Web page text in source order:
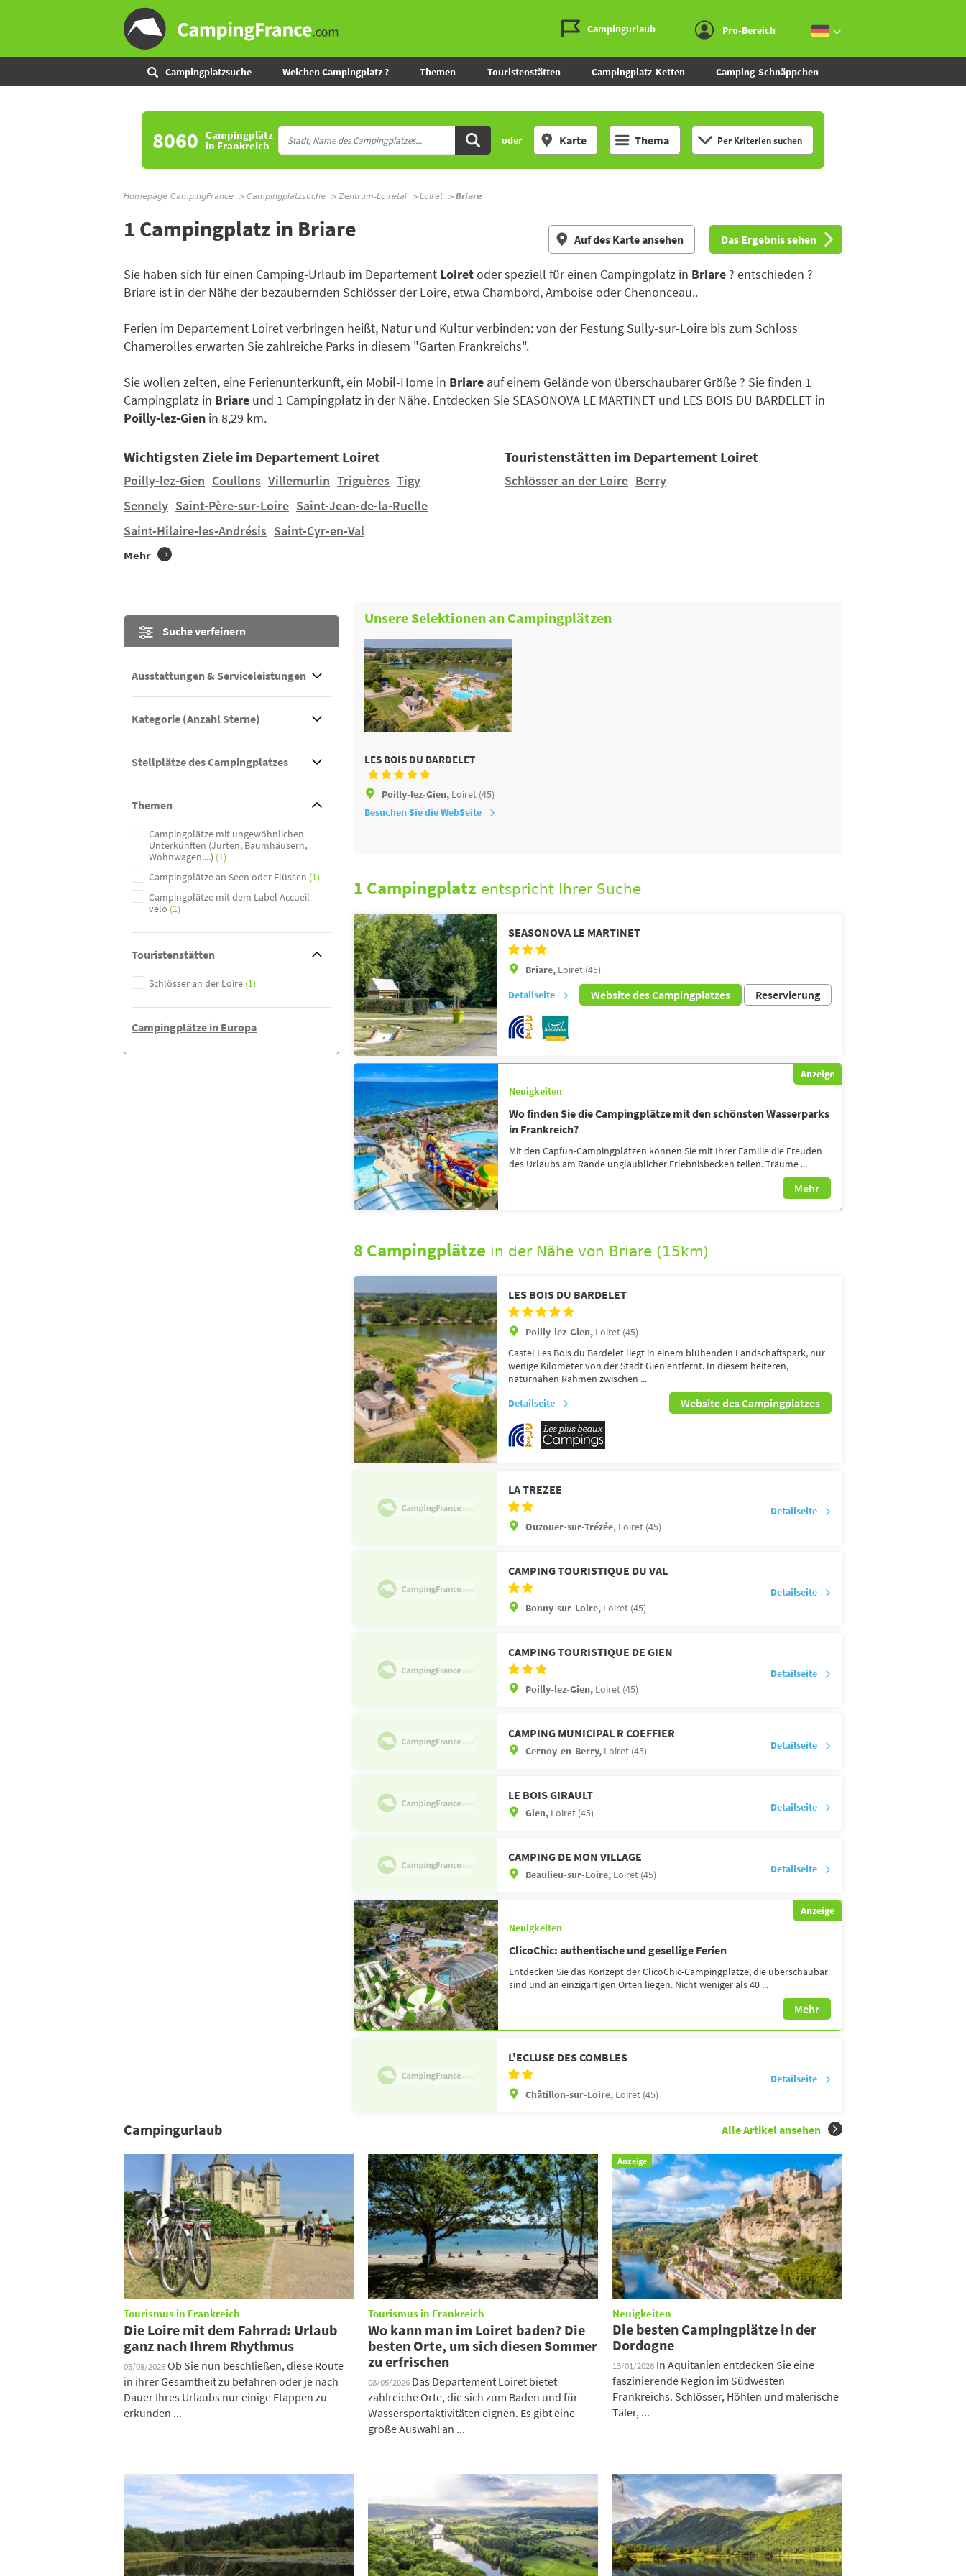
Campingurlaub Pro-Bereich
Campingplatzsuche Welchen Campingplatz ? Themen Touristenstätten Campingplatz-Ketten Camping-Schnäppchen
8060 Campingplätz
in Frankreich oder Karte Thema Per Kriterien suchen
Homepage CampingFrance Campingplatzsuche Zentrum-Loiretal Loiret Briare
1 Campingplatz in Briare Auf des Karte ansehen Das Ergebnis sehen
Sie haben sich für einen Camping-Urlaub im Departement Loiretoder speziell für einen Campingplatz in Briare ? entschieden ?
Briare ist in der Nähe der bezaubernden Schlösser der Loire, etwa Chambord, Amboise oder Chenonceau..
Ferien im Departement Loiret verbringen heißt, Natur und Kultur verbinden: von der Festung Sully-sur-Loire bis zum Schloss
Chamerolles erwarten Sie zahlreiche Parks in diesem "Garten Frankreichs".
Sie wollen zelten, eine Ferienunterkunft, ein Mobil-Home in Briare auf einem Gelände von überschaubarer Größe ? Sie finden 1
Campingplatz in Briare und 1 Campingplatz in der Nähe. Entdecken Sie SEASONOVA LE MARTINET und LES BOIS DU BARDELET in
Poilly-lez-Gien in 8,29 km.
Wichtigsten Ziele im Departement Loiret
Poilly-lez-Gien Coullons Villemurlin Triguères Tigy
Sennely Saint-Père-sur-Loire Saint-Jean-de-la-Ruelle
Saint-Hilaire-les-Andrésis Saint-Cyr-en-Val
Mehr
Touristenstätten im Departement Loiret
Schlösser an der Loire Berry
Suche verfeinern
Ausstattungen & Serviceleistungen
Kategorie (Anzahl Sterne)
Stellplätze des Campingplatzes
Themen
Campingplätze mit ungewöhnlichen
Unterkünften (Jurten, Baumhäusern,
Wohnwagen....) (1)
Campingplätze an Seen oder Flüssen (1)
Campingplätze mit dem Label Accueil
vélo (1)
Touristenstätten
Schlösser an der Loire (1)
Campingplätze in Europa
Unsere Selektionen an Campingplätzen
LES BOIS DU BARDELET
Poilly-lez-Gien, Loiret (45)
Besuchen Sie die WebSeite
1 Campingplatz entspricht Ihrer Suche
SEASONOVA LE MARTINET
Briare, Loiret (45)
Detailseite
Website des Campingplatzes Reservierung
Anzeige
Neuigkeiten
Wo finden Sie die Campingplätze mit den schönsten Wasserparks
in Frankreich?
Mit den Capfun-Campingplätzen können Sie mit Ihrer Familie die Freuden
des Urlaubs am Rande unglaublicher Erlebnisbecken teilen. Träume ...
Mehr
8 Campingplätze in der Nähe von Briare (15km)
LES BOIS DU BARDELET
Poilly-lez-Gien, Loiret (45)
Castel Les Bois du Bardelet liegt in einem blühenden Landschaftspark, nur
wenige Kilometer von der Stadt Gien entfernt. In diesem heiteren,
naturnahen Rahmen zwischen ...
Detailseite
Website des Campingplatzes
LA TREZEE
Ouzouer-sur-Trézée, Loiret (45)
Detailseite
CAMPING TOURISTIQUE DU VAL
Bonny-sur-Loire, Loiret (45)
Detailseite
CAMPING TOURISTIQUE DE GIEN
Poilly-lez-Gien, Loiret (45)
Detailseite
CAMPING MUNICIPAL R COEFFIER
Cernoy-en-Berry, Loiret (45) Detailseite
LE BOIS GIRAULT
Gien, Loiret (45) Detailseite
CAMPING DE MON VILLAGE
Beaulieu-sur-Loire, Loiret (45) Detailseite
Anzeige
Neuigkeiten
ClicoChic: authentische und gesellige Ferien
Entdecken Sie das Konzept der ClicoChic-Campingplätze, die überschaubar
sind und an einzigartigen Orten liegen. Nicht weniger als 40 ...
Mehr
L'ECLUSE DES COMBLES
Châtillon-sur-Loire, Loiret (45)
Detailseite
Campingurlaub Alle Artikel ansehen
Tourismus in Frankreich
Die Loire mit dem Fahrrad: Urlaub
ganz nach Ihrem Rhythmus
05/08/2026Ob Sie nun beschließen, diese Route
in ihrer Gesamtheit zu befahren oder je nach
Dauer Ihres Urlaubs nur einige Etappen zu
erkunden ...
Tourismus in Frankreich
Wo kann man im Loiret baden? Die
besten Orte, um sich diesen Sommer
zu erfrischen
08/05/2026 Das Departement Loiret bietet
zahlreiche Orte, die sich zum Baden und für
Wassersportaktivitäten eignen. Es gibt eine
große Auswahl an ...
Anzeige
Neuigkeiten
Die besten Campingplätze in der
Dordogne
13/01/2026 In Aquitanien entdecken Sie eine
faszinierende Region im Südwesten
Frankreichs. Schlösser, Höhlen und malerische
Täler, ...